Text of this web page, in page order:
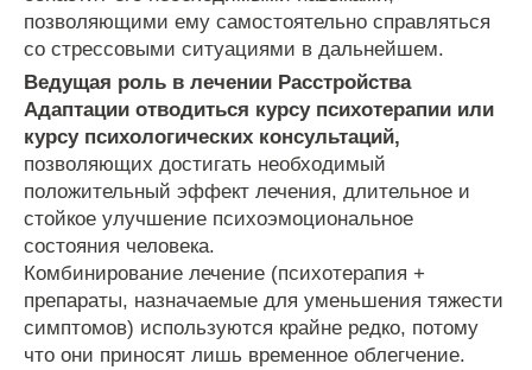
позволяющими ему самостоятельно справляться
со стрессовыми ситуациями в дальнейшем.
Ведущая роль в лечении Расстройства
Адаптации отводиться курсу психотерапии или
курсу психологических консультаций,
позволяющих достигать необходимый
положительный эффект лечения, длительное и
стойкое улучшение психоэмоциональное
состояния человека.
Комбинирование лечение (психотерапия +
препараты, назначаемые для уменьшения тяжести
симптомов) используются крайне редко, потому
что они приносят лишь временное облегчение.